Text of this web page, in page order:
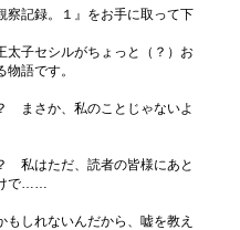
察記録。１』をお手に取って下
太子セシルがちょっと（？）お
語です。
まさか、私のことじゃないよ
私はただ、読者の皆様にあと
けで……
しれないんだから、嘘を教え